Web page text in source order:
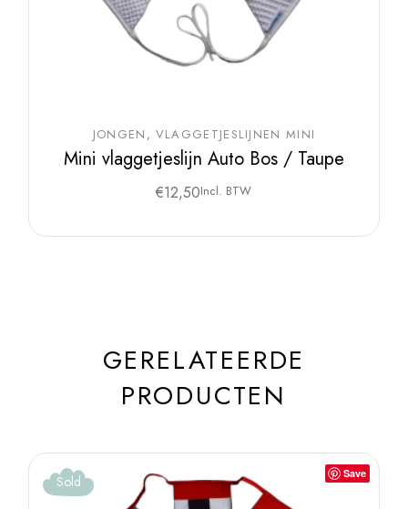
JONGEN VLAGGETJESLIJNEN MINI
Mini vlaggetjeslijn Auto Bos / Taupe
€12,50Incl. BTW
GERELATEERDE
PRODUCTEN
Save
Sold